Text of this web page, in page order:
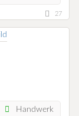
27
Handwerk